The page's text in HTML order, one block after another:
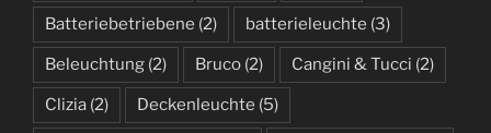
Batteriebetriebene (2) batterieleuchte (3)
Beleuchtung (2) Bruco (2) Cangini & Tucci (2)
Clizia (2) Deckenleuchte (5)